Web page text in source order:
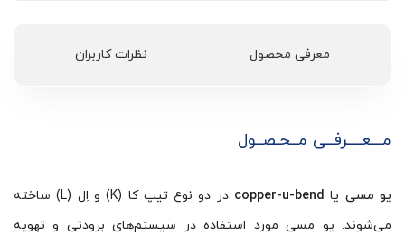
معرفی محصول نظرات کاربران
مـــعــــرفــی مــحـصــول
یو مسی یا copper-u-bend
در دو نوع تیپ کا (K) و اِل (L) ساخته
می‌شوند. یو مسی مورد استفاده در سیستم‌های برودتی و تهویه